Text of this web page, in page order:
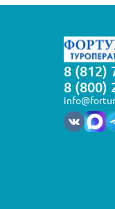
8 (812)
8 (800)